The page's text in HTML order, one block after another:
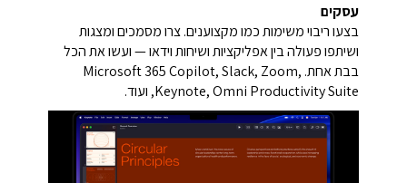
עסקים
בצעו ריבוי משימות כמו מקצוענים. צרו מסמכים ומצגות
ושיתפו פעולה בין אפליקציות ושיחות וידאו — ועשו את הכל
בבת אחת. Microsoft 365 Copilot, Slack, Zoom,
Keynote, Omni Productivity Suite, ועוד.